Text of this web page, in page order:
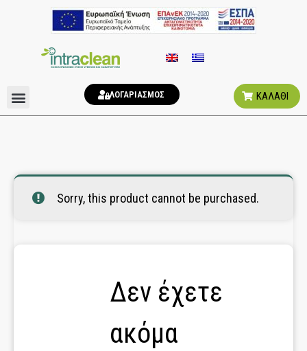
ΛΟΓΑΡΙΑΣΜΟΣ ΚΑΛΑΘΙ
Sorry, this product cannot be purchased.
Δεν έχετε
ακόμα